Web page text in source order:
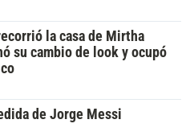
la casa de Mirtha
su cambio de look y ocupó
de Jorge Messi